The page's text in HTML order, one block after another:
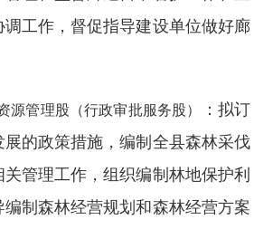
调工作，督促指导建设单位做好廊
源管理股（行政审批服务股）
：拟订
的政策措施，编制全县森林采伐
管理工作，组织编制林地保护利
编制森林经营规划和森林经营方案